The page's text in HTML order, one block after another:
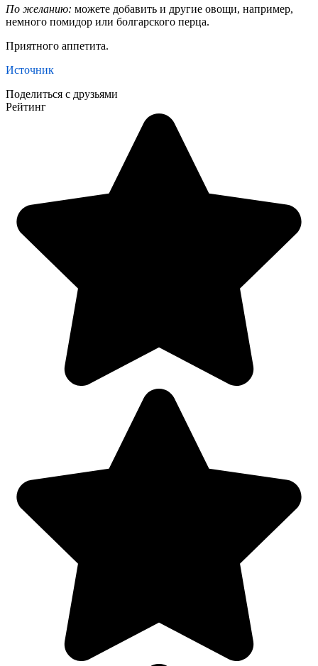
По желанию: можете добавить и другие овощи, например,
немного помидор или болгарского перца.
Приятного аппетита.
Источник
Поделиться с друзьями
Рейтинг